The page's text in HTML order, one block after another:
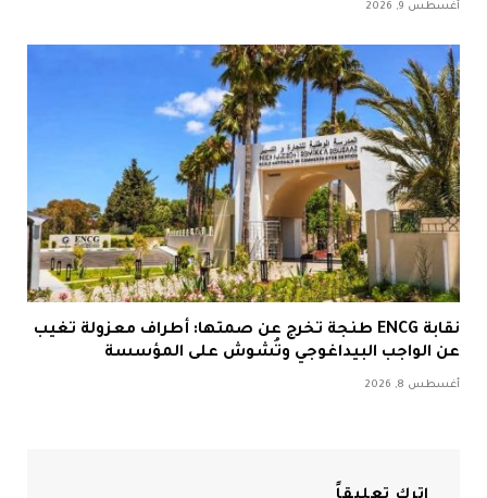
أغسطس 9, 2026
نقابة ENCG طنجة تخرج عن صمتها: أطراف معزولة تغيب
عن الواجب البيداغوجي وتُشوش على المؤسسة
أغسطس 8, 2026